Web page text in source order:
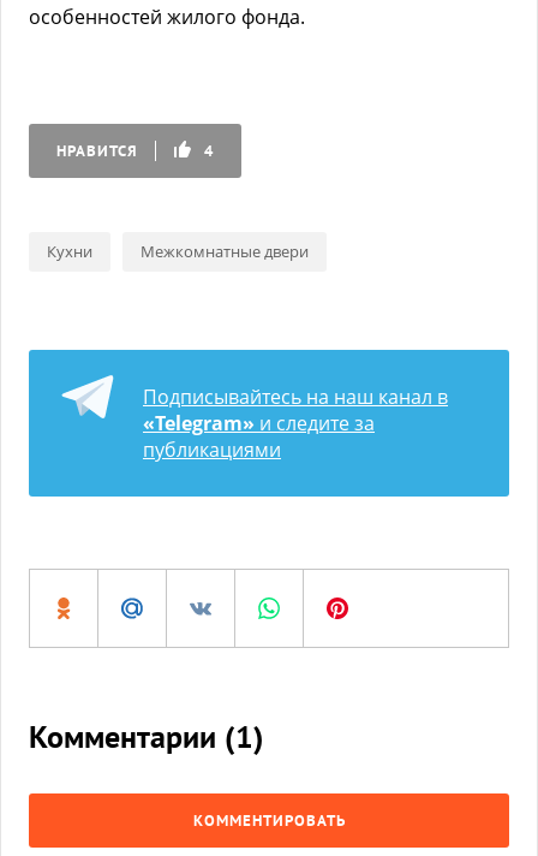
особенностей жилого фонда.
НРАВИТСЯ 4
Кухни Межкомнатные двери
Подписывайтесь на наш канал в
«Telegram» и следите за
публикациями
Комментарии (1)
КОММЕНТИРОВАТЬ